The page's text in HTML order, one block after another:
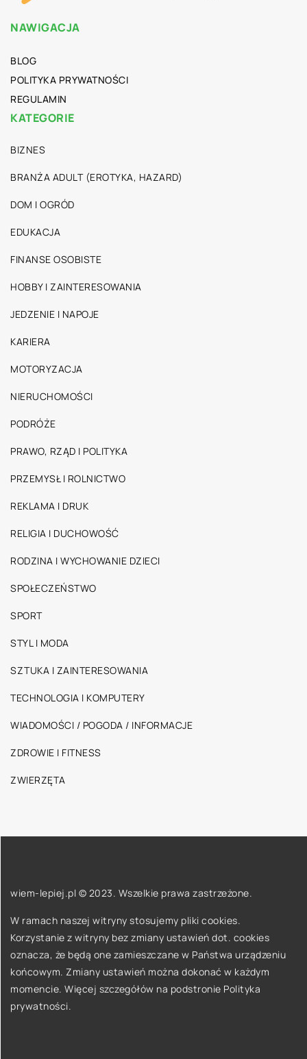
NAWIGACJA
BLOG
POLITYKA PRYWATNOŚCI
REGULAMIN
KATEGORIE
BIZNES
BRANŻA ADULT (EROTYKA, HAZARD)
DOM I OGRÓD
EDUKACJA
FINANSE OSOBISTE
HOBBY I ZAINTERESOWANIA
JEDZENIE I NAPOJE
KARIERA
MOTORYZACJA
NIERUCHOMOŚCI
PODRÓŻE
PRAWO, RZĄD I POLITYKA
PRZEMYSŁ I ROLNICTWO
REKLAMA I DRUK
RELIGIA I DUCHOWOŚĆ
RODZINA I WYCHOWANIE DZIECI
SPOŁECZEŃSTWO
SPORT
STYL I MODA
SZTUKA I ZAINTERESOWANIA
TECHNOLOGIA I KOMPUTERY
WIADOMOŚCI / POGODA / INFORMACJE
ZDROWIE I FITNESS
ZWIERZĘTA
wiem-lepiej.pl © 2023. Wszelkie prawa zastrzeżone.
W ramach naszej witryny stosujemy pliki cookies.
Korzystanie z witryny bez zmiany ustawień dot. cookies
oznacza, że będą one zamieszczane w Państwa urządzeniu
końcowym. Zmiany ustawień można dokonać w każdym
momencie. Więcej szczegółów na podstronie Polityka
prywatności.